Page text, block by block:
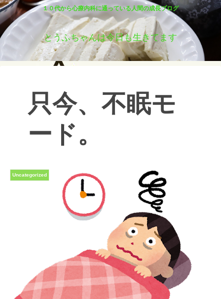
１０代から心療内科に通っている人間の成長ブログ
とうふちゃんは今日も生きてます
只今、不眠モ
ード。
Uncategorized